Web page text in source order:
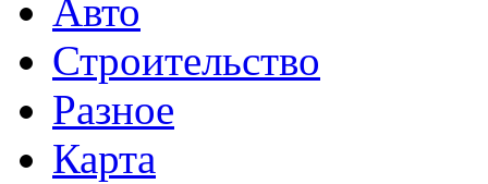
Авто
Строительство
Разное
Карта